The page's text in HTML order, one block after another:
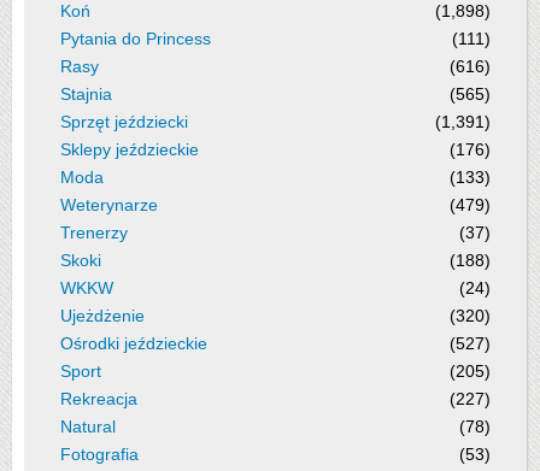
Koń
(1,898)
Pytania do Princess
(111)
Rasy
(616)
Stajnia
(565)
Sprzęt jeździecki
(1,391)
Sklepy jeździeckie
(176)
Moda
(133)
Weterynarze
(479)
Trenerzy
(37)
Skoki
(188)
WKKW
(24)
Ujeżdżenie
(320)
Ośrodki jeździeckie
(527)
Sport
(205)
Rekreacja
(227)
Natural
(78)
Fotografia
(53)